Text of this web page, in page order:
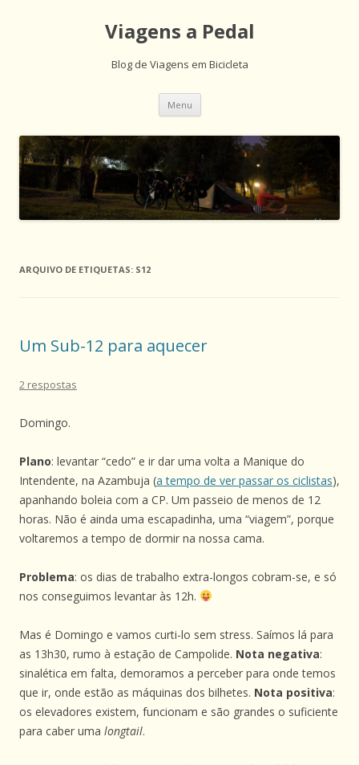
Viagens a Pedal
Blog de Viagens em Bicicleta
Menu Saltar
o
conteúdo
ARQUIVO DE ETIQUETAS: S12
Um Sub-12 para aquecer
2 respostas
Domingo.
Plano: levantar “cedo” e ir dar uma volta a Manique do
Intendente, na Azambuja (a tempo de ver passar os ciclistas),
apanhando boleia com a CP. Um passeio de menos de 12
horas. Não é ainda uma escapadinha, uma “viagem”, porque
voltaremos a tempo de dormir na nossa cama.
Problema: os dias de trabalho extra-longos cobram-se, e só
nos conseguimos levantar às 12h.
Mas é Domingo e vamos curti-lo sem stress. Saímos lá para
as 13h30, rumo à estação de Campolide. Nota negativa:
sinalética em falta, demoramos a perceber para onde temos
que ir, onde estão as máquinas dos bilhetes. Nota positiva:
os elevadores existem, funcionam e são grandes o suficiente
para caber uma longtail.